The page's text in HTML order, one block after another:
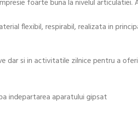
foarte buna la nivelul
flexibil, respirabil, realizata in
si in activitatile zilnice pentru a
indepartarea aparatului gipsat